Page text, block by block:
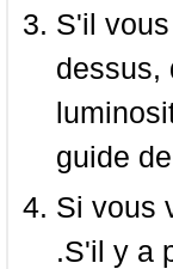
S'il
dessus,
guide
Si vous
.S'il y a